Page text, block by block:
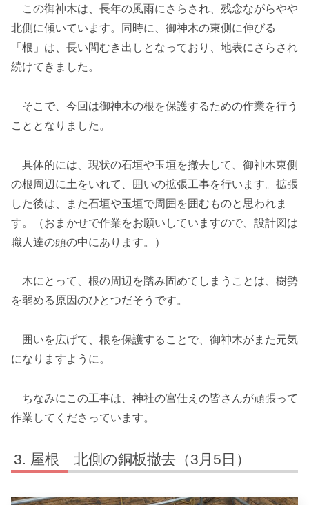
この御神木は、長年の風雨にさらされ、残念ながらやや
北側に傾いています。同時に、御神木の東側に伸びる
「根」は、長い間むき出しとなっており、地表にさらされ
続けてきました。
そこで、今回は御神木の根を保護するための作業を行う
こととなりました。
具体的には、現状の石垣や玉垣を撤去して、御神木東側
の根周辺に土をいれて、囲いの拡張工事を行います。拡張
した後は、また石垣や玉垣で周囲を囲むものと思われま
す。（おまかせで作業をお願いしていますので、設計図は
職人達の頭の中にあります。）
木にとって、根の周辺を踏み固めてしまうことは、樹勢
を弱める原因のひとつだそうです。
囲いを広げて、根を保護することで、御神木がまた元気
になりますように。
ちなみにこの工事は、神社の宮仕えの皆さんが頑張って
作業してくださっています。
屋根 北側の銅板撤去（3月5日）